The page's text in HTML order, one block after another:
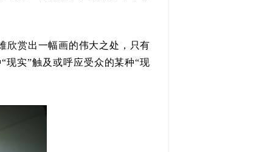
赏出一幅画的伟大之处，只有
实”触及或呼应受众的某种“现